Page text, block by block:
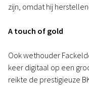
zijn, omdat hij
A touch of gold
Ook wethouder
keer digitaal op een
reikte de prestigieuze